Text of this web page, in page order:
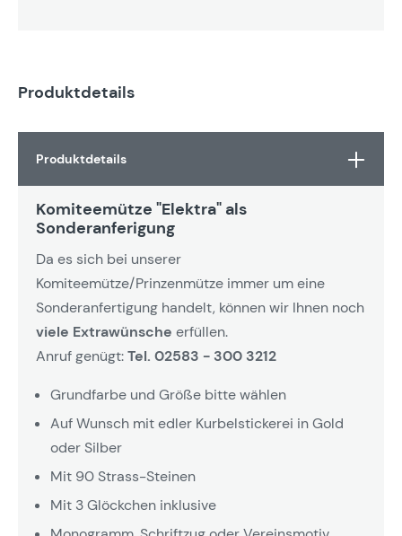
Produktdetails
Produktdetails
Komiteemütze "Elektra" als
Sonderanferigung
Da es sich bei unserer
Komiteemütze/Prinzenmütze immer um eine
Sonderanfertigung handelt, können wir Ihnen noch
viele Extrawünsche erfüllen.
Anruf genügt:Tel. 02583 - 300 3212
Grundfarbe und Größe bitte wählen
Auf Wunsch mit edler Kurbelstickerei in Gold
oder Silber
Mit 90 Strass-Steinen
Mit 3 Glöckchen inklusive